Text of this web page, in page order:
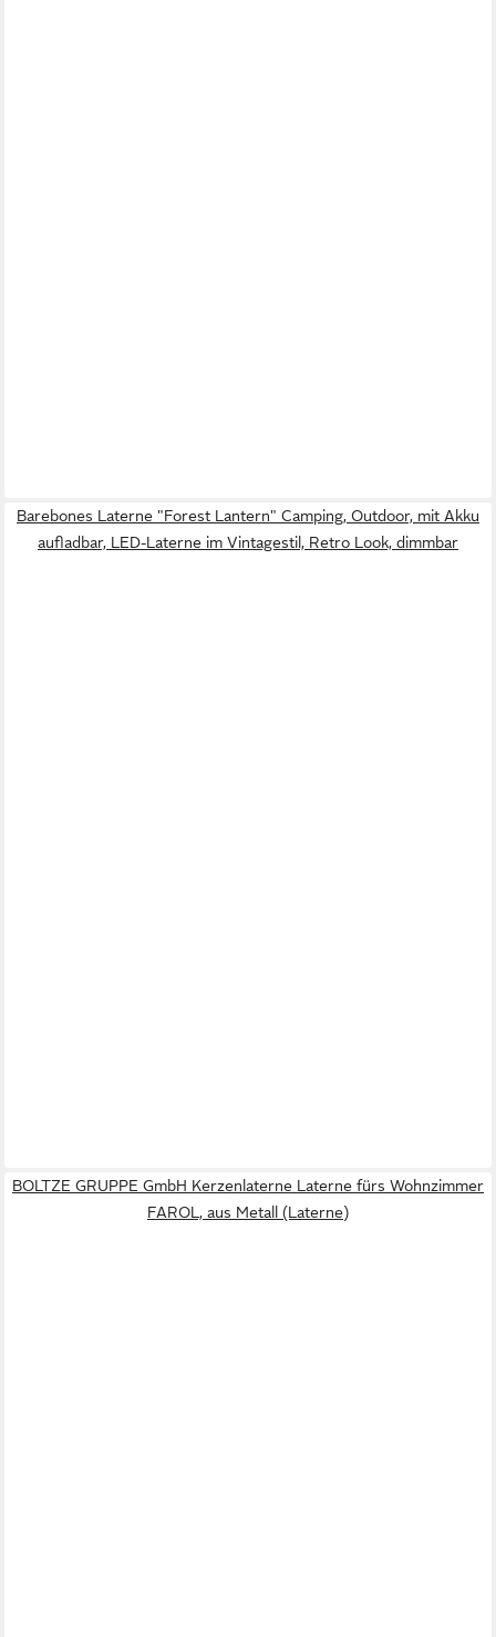
Barebones Laterne "Forest Lantern" Camping, Outdoor, mit Akku
aufladbar, LED-Laterne im Vintagestil, Retro Look, dimmbar
BOLTZE GRUPPE GmbH Kerzenlaterne Laterne fürs Wohnzimmer
FAROL, aus Metall (Laterne)